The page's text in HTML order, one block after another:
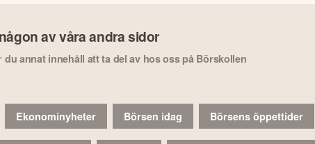
av våra andra sidor
du annat innehåll att ta del av hos oss på Börskollen
Ekonominyheter Börsen idag Börsens öppettider